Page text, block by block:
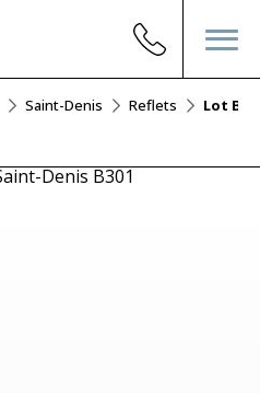
Saint-Denis Reflets Lot